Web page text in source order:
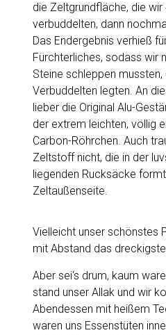
die Zeltgrundfläche, die
verbuddelten, dann
Das Endergebnis verhieß
Fürchterliches, sodass wir
Steine schleppen mussten,
Verbuddelten legten. An
lieber die Original Alu-
der extrem leichten, völlig
Carbon-Röhrchen. Auch
Zeltstoff nicht, die in der
liegenden Rucksäcke
Zeltaußenseite.
Vielleicht unser schönstes
mit Abstand das
Aber sei‘s drum, kaum
stand unser Allak und wir
Abendessen mit heißem
waren uns Essenstüten